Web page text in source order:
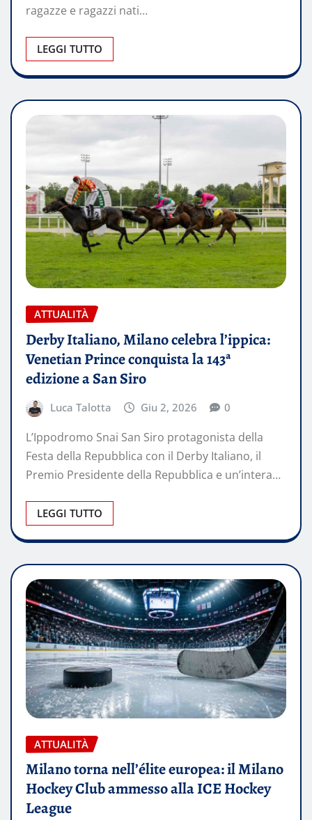
ragazze e ragazzi nati…
LEGGI TUTTO
ATTUALITÀ
Derby Italiano, Milano celebra l’ippica:
Venetian Prince conquista la 143ª
edizione a San Siro
Luca Talotta Giu 2, 2026 0
L’Ippodromo Snai San Siro protagonista della
Festa della Repubblica con il Derby Italiano, il
Premio Presidente della Repubblica e un’intera…
LEGGI TUTTO
ATTUALITÀ
Milano torna nell’élite europea: il Milano
Hockey Club ammesso alla ICE Hockey
League